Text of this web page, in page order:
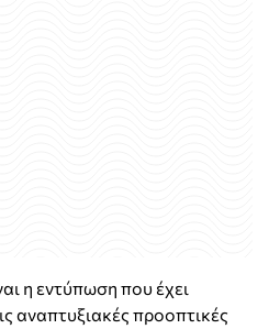
η εντύπωση που έχει
αναπτυξιακές προοπτικές